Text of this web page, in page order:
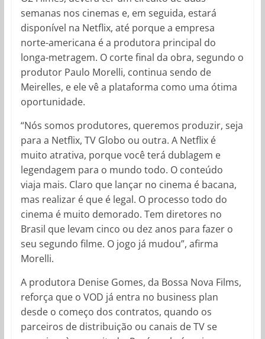
semanas nos cinemas e, em seguida, estará
disponível na Netflix, até porque a empresa
norte-americana é a produtora principal do
longa-metragem. O corte final da obra, segundo o
produtor Paulo Morelli, continua sendo de
Meirelles, e ele vê a plataforma como uma ótima
oportunidade.
“Nós somos produtores, queremos produzir, seja
para a Netflix, TV Globo ou outra. A Netflix é
muito atrativa, porque você terá dublagem e
legendagem para o mundo todo. O conteúdo
viaja mais. Claro que lançar no cinema é bacana,
mas realizar é que é legal. O processo todo do
cinema é muito demorado. Tem diretores no
Brasil que levam cinco ou dez anos para fazer o
seu segundo filme. O jogo já mudou”, afirma
Morelli.
A produtora Denise Gomes, da Bossa Nova Films,
reforça que o VOD já entra no business plan
desde o começo dos contratos, quando os
parceiros de distribuição ou canais de TV se